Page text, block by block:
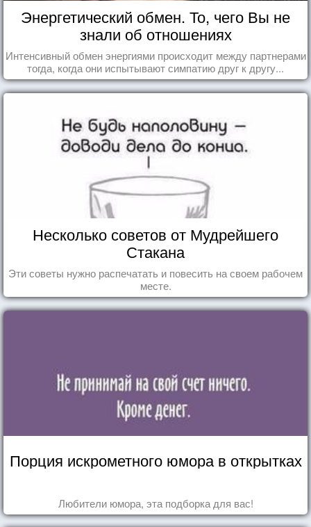
Энергетический обмен. То, чего Вы не
знали об отношениях
Интенсивный обмен энергиями происходит между партнерами
тогда, когда они испытывают симпатию друг к другу...
Несколько советов от Мудрейшего
Стакана
Эти советы нужно распечатать и повесить на своем рабочем
месте.
Порция искрометного юмора в открытках
Любители юмора, эта подборка для вас!